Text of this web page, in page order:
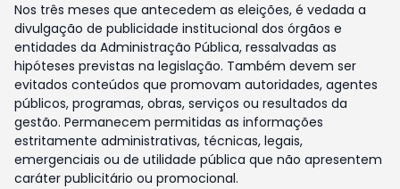
Nos três meses que antecedem as eleições, é vedada a
divulgação de publicidade institucional dos órgãos e
entidades da Administração Pública, ressalvadas as
hipóteses previstas na legislação. Também devem ser
evitados conteúdos que promovam autoridades, agentes
públicos, programas, obras, serviços ou resultados da
gestão. Permanecem permitidas as informações
estritamente administrativas, técnicas, legais,
emergenciais ou de utilidade pública que não apresentem
caráter publicitário ou promocional.